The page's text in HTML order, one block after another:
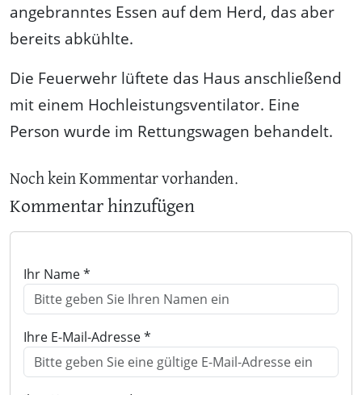
angebranntes Essen auf dem Herd, das aber
bereits abkühlte.
Die Feuerwehr lüftete das Haus anschließend
mit einem Hochleistungsventilator. Eine
Person wurde im Rettungswagen behandelt.
Noch kein Kommentar vorhanden.
Kommentar hinzufügen
Ihr Name *
Ihre E-Mail-Adresse *